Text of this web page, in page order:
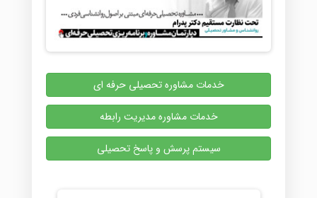
خدمات مشاوره تحصیلی حرفه ای
خدمات مشاوره مدیریت رابطه
سیستم پرسش و پاسخ تحصیلی